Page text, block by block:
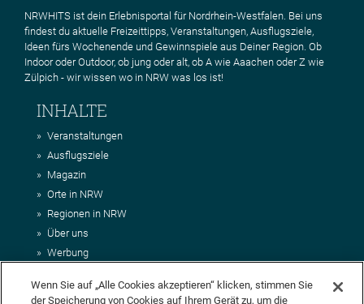
NRWHITS ist dein Erlebnisportal für Nordrhein-Westfalen. Bei uns
findest du aktuelle Freizeittipps, Veranstaltungen, Ausflugsziele,
Ideen fürs Wochenende und Gewinnspiele aus Deiner Region. Ob
Indoor oder Outdoor, ob jung oder alt, ob A wie Aaachen oder Z wie
Zülpich - wir wissen wo in NRW was los ist!
INHALTE
Veranstaltungen
Ausflugsziele
Magazin
Orte in NRW
Regionen in NRW
Über uns
Werbung
Impressum
Wenn Sie auf „Alle Cookies akzeptieren“ klicken, stimmen Sie
der Speicherung von Cookies auf Ihrem Gerät zu, um die